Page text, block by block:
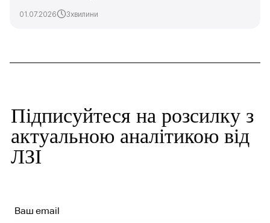
01.07.2026 3хвилини
Підписуйтеся на розсилку з
актуальною аналітикою від
ЛЗІ
Ваш email